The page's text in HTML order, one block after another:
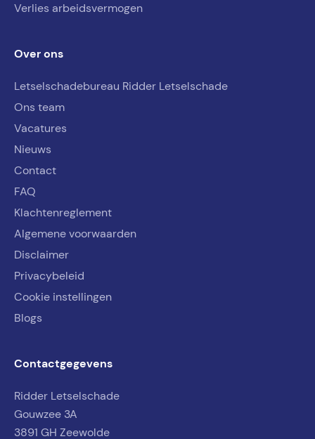
Verlies arbeidsvermogen
Over ons
Letselschadebureau Ridder Letselschade
Ons team
Vacatures
Nieuws
Contact
FAQ
Klachtenreglement
Algemene voorwaarden
Disclaimer
Privacybeleid
Cookie instellingen
Blogs
Contactgegevens
Ridder Letselschade
Gouwzee 3A
3891 GH Zeewolde